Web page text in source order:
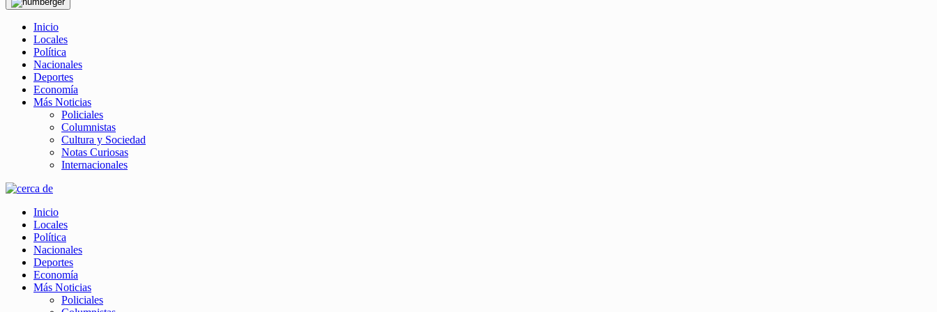
Inicio
Locales
Política
Nacionales
Deportes
Economía
Más Noticias
Policiales
Columnistas
Cultura y Sociedad
Notas Curiosas
Internacionales
Inicio
Locales
Política
Nacionales
Deportes
Economía
Más Noticias
Policiales